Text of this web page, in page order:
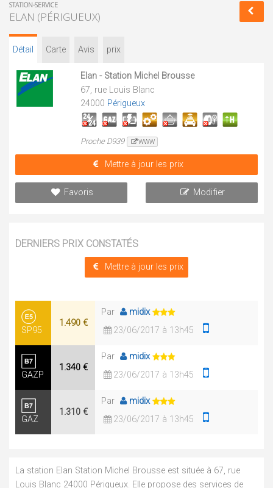
STATION-SERVICE
ELAN (PÉRIGUEUX)
Détail Carte Avis prix
Elan - Station Michel Brousse
67, rue Louis Blanc
24000 Périgueux
Proche D939 WWW
Mettre à jour les prix
Favoris Modifier
DERNIERS PRIX CONSTATÉS
Mettre à jour les prix
SP95
1.490 €
Par
midix
23/06/2017 à 13h45
GAZP
1.340 €
Par
midix
23/06/2017 à 13h45
GAZ
1.310 €
Par
midix
23/06/2017 à 13h45
La station Elan Station Michel Brousse est située à 67, rue
Louis Blanc 24000 Périgueux. Elle propose des services de